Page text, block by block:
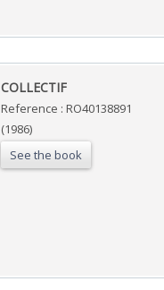
‎COLLECTIF‎
Reference : RO40138891
(1986)
See the book